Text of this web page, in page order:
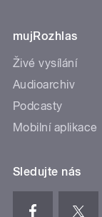
mujRozhlas
Živé vysílání
Audioarchiv
Podcasty
Mobilní aplikace
Sledujte nás